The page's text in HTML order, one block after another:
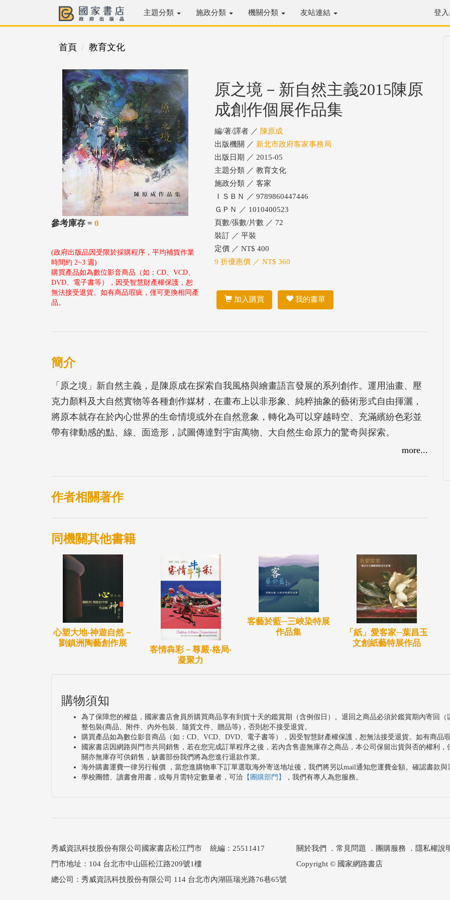
主題分類 施政分類 機關分類 友站連結 登
首頁 教育文化
參考庫存 = 0
(政府出版品因受限於採購程序，平均補貨作業
時間約 2~3 週)
購買產品如為數位影音商品（如：CD、VCD、
DVD、電子書等），因受智慧財產權保護，恕
無法接受退貨。如有商品瑕疵，僅可更換相同產
品。
原之境－新自然主義2015陳原
成創作個展作品集
編/著/譯者 ／ 陳原成
出版機關 ／ 新北市政府客家事務局
出版日期 ／ 2015-05
主題分類 ／ 教育文化
施政分類 ／ 客家
ＩＳＢＮ ／ 9789860447446
ＧＰＮ ／ 1010400523
頁數/張數/片數 ／ 72
裝訂 ／ 平裝
定價 ／ NT$ 400
9 折優惠價 ／ NT$ 360
加入購買 我的書單
簡介
「原之境」新自然主義，是陳原成在探索自我風格與繪畫語言發展的系列創作。運用油畫、壓
克力顏料及大自然實物等各種創作媒材，在畫布上以非形象、純粹抽象的藝術形式自由揮灑，
將原本就存在於內心世界的生命情境或外在自然意象，轉化為可以穿越時空、充滿繽紛色彩並
帶有律動感的點、線、面造形，試圖傳達對宇宙萬物、大自然生命原力的驚奇與探索。
more...
作者相關著作
同機關其他書籍
心塑大地‧神遊自然－
劉鎮洲陶藝創作展
客情犇彩－尊嚴‧格局‧
凝聚力
客藝於藍─三峽染特展
作品集
「紙」愛客家─葉昌玉
文創紙藝特展作品
購物須知
為了保障您的權益，國家書店會員所購買商品享有到貨十天的鑑賞期（含例假日）。退回之商品必須於鑑賞期內寄回
整包裝(商品、附件、內外包裝、隨貨文件、贈品等)，否則恕不接受退貨。
購買產品如為數位影音商品（如：CD、VCD、DVD、電子書等），因受智慧財產權保護，恕無法接受退貨。如有商品
國家書店因網路與門市共同銷售，若在您完成訂單程序之後，若內含售盡無庫存之商品，本公司保留出貨與否的權利
關亦無庫存可供銷售，缺書部份我們將為您進行退款作業。
海外購書運費一律另行報價 ，當您進購物車下訂單選取海外寄送地址後，我們將另以mail通知您運費金額。確認書款
學校團體、讀書會用書，或每月需特定數量者，可洽 【團購部門】 ，我們有專人為您服務。
秀威資訊科技股份有限公司國家書店松江門市 統編：25511417
門市地址：104 台北市中山區松江路209號1樓
關於我們 ． 常見問題 ． 團購服務 ． 隱私權說
Copyright © 國家網路書店
總公司：秀威資訊科技股份有限公司 114 台北市內湖區瑞光路76巷65號